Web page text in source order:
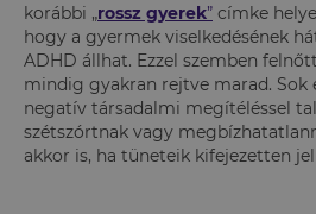
korábbi „rossz gyerek” címke
hogy a gyermek viselkedésének
ADHD állhat. Ezzel szemben
mindig gyakran rejtve marad. Sok
negatív társadalmi megítéléssel
szétszórtnak vagy
akkor is, ha tüneteik kifejezetten